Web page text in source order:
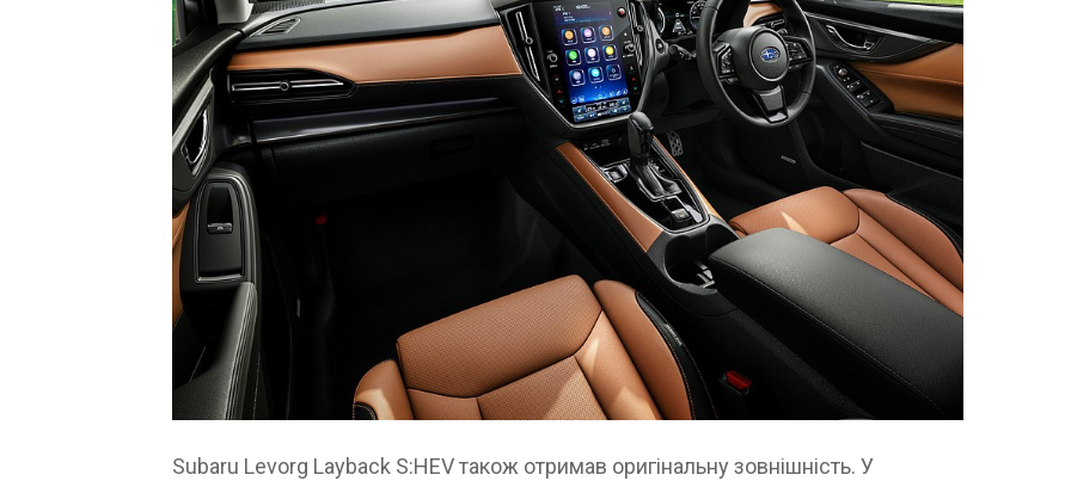
Subaru Levorg Layback S:HEV також отримав оригінальну зовнішність. У